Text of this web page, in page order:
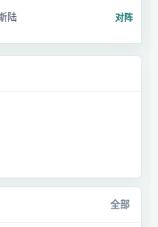
陆 对阵
全部